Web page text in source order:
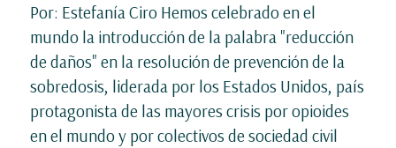
Por: Estefanía Ciro Hemos celebrado en el
mundo la introducción de la palabra "reducción
de daños" en la resolución de prevención de la
sobredosis, liderada por los Estados Unidos, país
protagonista de las mayores crisis por opioides
en el mundo y por colectivos de sociedad civil